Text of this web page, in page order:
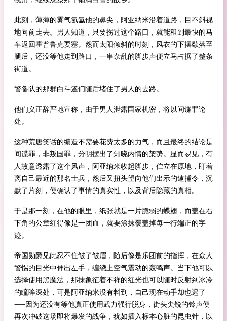
此刻，薄薄的雾气氤氲他的鼻尖，阿亚纳米沿着道路，目不斜视
地向前走去。男人知道，只要拐过这个路口，就能租到最快的马
车返回霍普鲁克要塞。然而太阳倾斜的时刻，风衣的下摆歇落至
腿后，还没等他走到路口，一串杂乱的脚步声便立马占据了整条
街道。
警备队的那群白斗篷们随后堵住了男人的去路。
他们义正辞严地宣称，由于男人泄露国家机密，将以间谍罪论
处。
这种荒唐笑话的编造不需要花费太多的力气，而且最终的结论是
间谍罪，非叛国罪，分明摆出了知晓内情的架势。显而易见，有
人故意透露了这个风声，阿亚纳米收起脚步，伫立在原地，盯着
离自己最近的那名士兵，然后又扭头望向他们出示的逮捕令，沉
默了片刻，便确认了事情的真实性，以及背后隐藏的真相。
于是那一刻，在他的眼里，纸张就是一片脆弱的蝶翅，而盖在右
下角的公章红得像是一团血，就要涂抹覆盖掉每一行端正的字
迹。
帝国勋爵见此忍不住皱了皱眉，随后像是乐团前的指挥，在众人
警惕的目光中伸出左手，缠绕上空气震动的轰鸣声。当下他可以
选择使用黑魔法，那抹象征着不祥的红光也可以随时反射到冰冷
的瞳眸深处，可是阿亚纳米没有料到，自己现在动手却也迟了
——因为还没有等他真正使用武力强行脱身，街头尖锐的铃声便
再次冲破这场即将爆发的战争，犹如插入标本心脏的昆虫针，以